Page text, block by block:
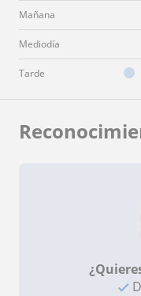
Mañana
Mediodía
Tarde